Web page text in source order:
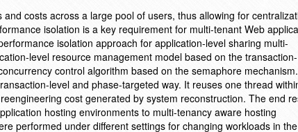
costs across a large pool of users, thus allowing for
isolation is a key requirement for multi-tenant Web
isolation approach for application-level sharing multi-
level resource management model based on the transaction-
control algorithm based on the semaphore
level and phase-targeted way. It reuses one thread
cost generated by system reconstruction. The end
hosting environments to multi-tenancy aware hosting
performed under different settings for changing workloads in the